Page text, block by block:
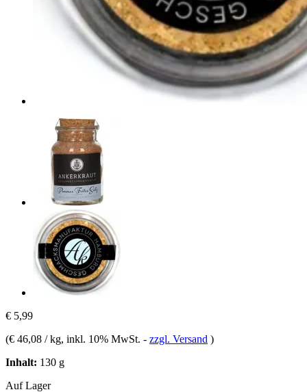
€ 5,99
(€ 46,08 / kg, inkl. 10% MwSt. - zzgl. Versand )
Inhalt: 130 g
Auf Lager